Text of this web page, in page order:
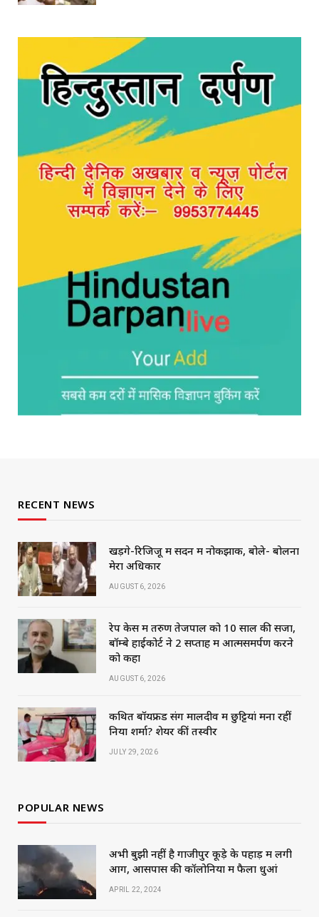
RECENT NEWS
खड़गे-रिजिजू में सदन में नोकझोंक, बोले- बोलना
मेरा अधिकार
AUGUST 6, 2026
रेप केस में तरुण तेजपाल को 10 साल की सजा,
बॉम्बे हाईकोर्ट ने 2 सप्ताह में आत्मसमर्पण करने
को कहा
AUGUST 6, 2026
कथित बॉयफ्रेंड संग मालदीव में छुट्टियां मना रहीं
निया शर्मा? शेयर कीं तस्वीरें
JULY 29, 2026
POPULAR NEWS
अभी बुझी नहीं है गाजीपुर कूड़े के पहाड़ में लगी
आग, आसपास की कॉलोनियों में फैला धुआं
APRIL 22, 2024